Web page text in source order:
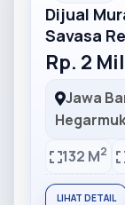
Dijual
Savasa
Rp. 2
Jawa
132 M2
LIHAT DETAIL